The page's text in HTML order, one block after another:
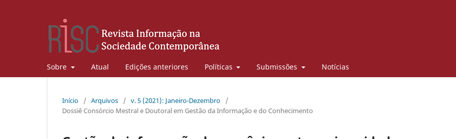
Sobre Atual Edições anteriores Políticas Submissões Notícias
Início / Arquivos / v. 5 (2021): Janeiro-Dezembro
/
Dossiê Consórcio Mestral e Doutoral em Gestão da Informação e do Conhecimento